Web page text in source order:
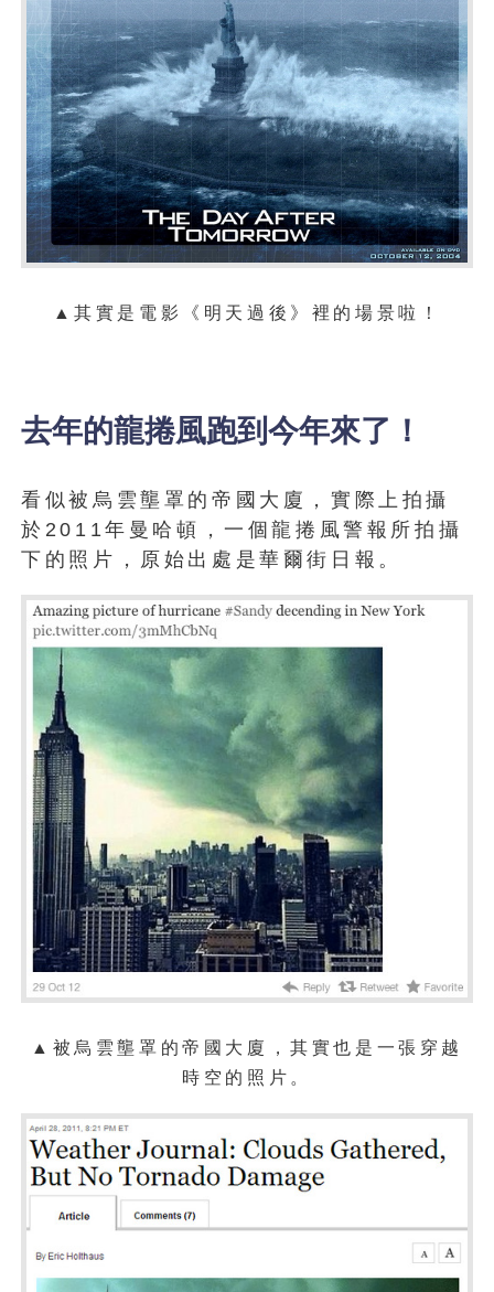
▲其實是電影《明天過後》裡的場景啦！
去年的龍捲風跑到今年來了！
看似被烏雲壟罩的帝國大廈，實際上拍攝
於2011年曼哈頓，一個龍捲風警報所拍攝
下的照片，原始出處是華爾街日報。
▲被烏雲壟罩的帝國大廈，其實也是一張穿越
時空的照片。